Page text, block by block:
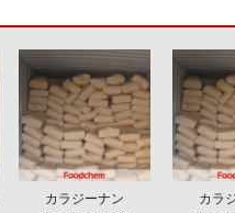
カラジーナン
カラ